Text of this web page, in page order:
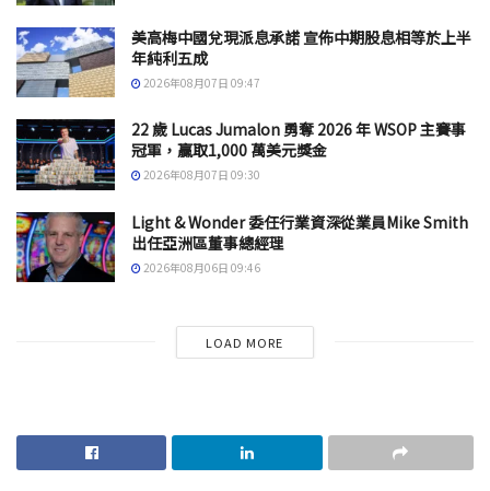
美高梅中國兌現派息承諾 宣佈中期股息相等於上半
年純利五成
2026年08月07日 09:47
22 歲 Lucas Jumalon 勇奪 2026 年 WSOP 主賽事
冠軍，贏取1,000 萬美元獎金
2026年08月07日 09:30
Light & Wonder 委任行業資深從業員Mike Smith
出任亞洲區董事總經理
2026年08月06日 09:46
LOAD MORE